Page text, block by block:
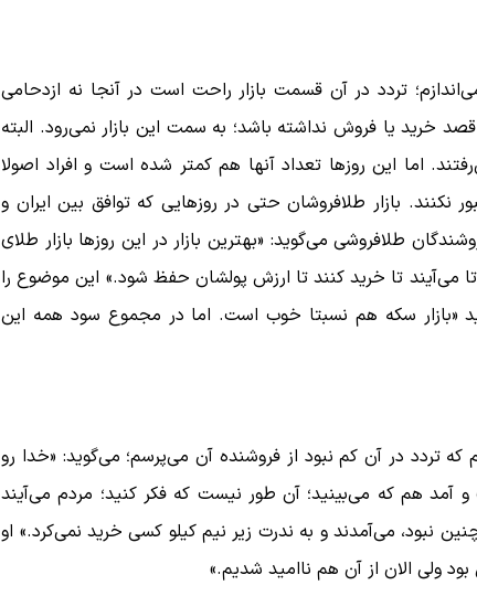
تردد در آن قسمت بازار راحت است در آنجا نه ازدحامی
خرید یا فروش نداشته باشد؛ به سمت این بازار نمی‌رود. البته
اما این روزها تعداد آنها هم کمتر شده است و افراد اصولا
نکنند. بازار طلافروشان حتی در روزهایی که توافق بین ایران و
طلافروشی می‌گوید: «بهترین بازار در این روزها بازار طلای
می‌آیند تا خرید کنند تا ارزش پولشان حفظ شود.» این موضوع را
«بازار سکه هم نسبتا خوب است. اما در مجموع سود همه این
که تردد در آن کم نبود از فروشنده آن می‌پرسم؛ می‌گوید: «خدا رو
هم که می‌بینید؛ آن طور نیست که فکر کنید؛ مردم می‌آیند
بدهید. قبلا چنین نبود، می‌آمدند و به ندرت زیر نیم کیلو کسی خرید نمی‌کرد.» او
ولی الان از آن هم ناامید شدیم.»